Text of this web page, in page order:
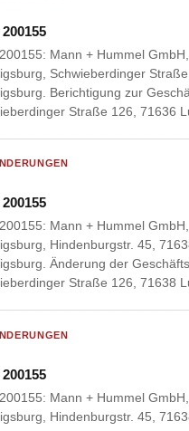
Mann + Hummel GmbH,
Schwieberdinger
Berichtigung zur
Straße 126, 71636
Mann + Hummel GmbH,
Hindenburgstr. 45,
Änderung der
Straße 126, 71638
Mann + Hummel GmbH,
Hindenburgstr. 45,